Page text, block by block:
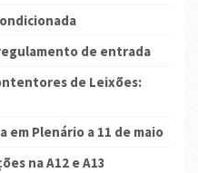
de entrada
de Leixões:
em Plenário a 11 de maio
na A12 e A13